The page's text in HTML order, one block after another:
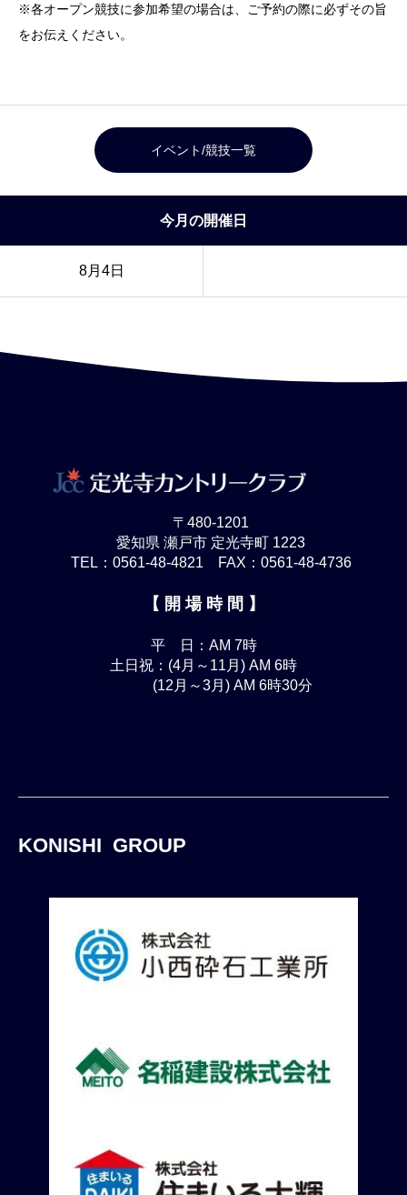
※各オープン競技に参加希望の場合は、ご予約の際に必ずその旨
をお伝えください。
イベント/競技一覧
今月の開催日
〒480-1201
愛知県 瀬戸市 定光寺町 1223
TEL：0561-48-4821 FAX：0561-48-4736
【 開 場 時 間 】
平 日：AM 7時
土日祝：(4月～11月) AM 6時
(12月～3月) AM 6時30分
KONISHI GROUP